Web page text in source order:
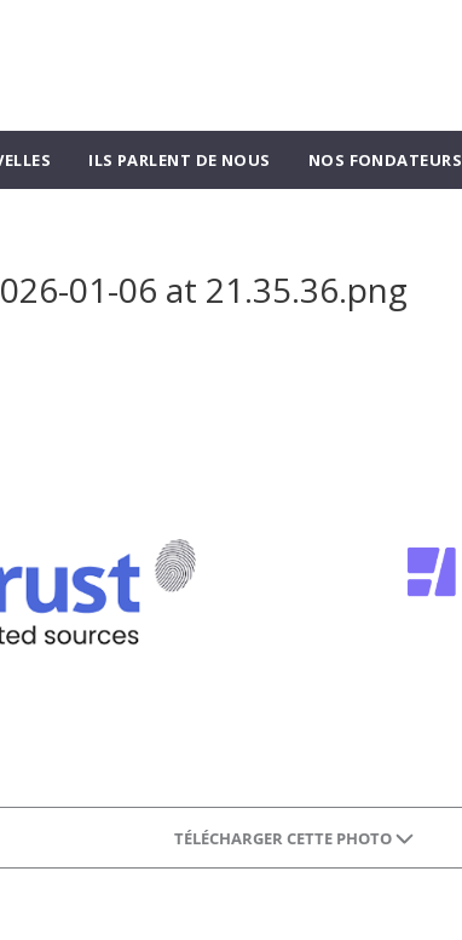
ILS PARLENT DE NOUS NOS FONDATEURS
01-06 at 21.35.36.png
TÉLÉCHARGER CETTE PHOTO